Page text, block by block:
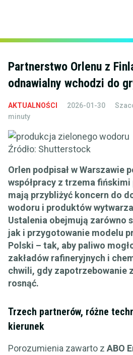
Partnerstwo Orlenu z
odnawialny wchodzi do
AKTUALNOŚCI 2026-01-30
minuty
Źródło: Shutterstock
Orlen podpisał w Warszawie
współpracy z trzema
mają przybliżyć koncern do
wodoru i produktów
Ustalenia obejmują zarówno
jak i przygotowanie modelu
Polski – tak, aby paliwo
zakładów rafineryjnych i
chwili, gdy zapotrzebowanie
rosnąć.
Trzech partnerów, różne
kierunek
Porozumienia zawarto z ABO